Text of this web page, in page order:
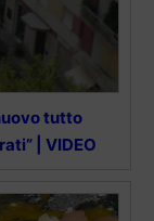
tutto
| VIDEO